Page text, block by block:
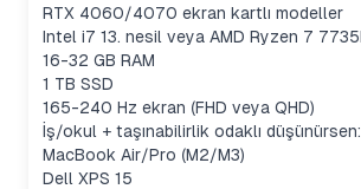
RTX 4060/4070 ekran kartlı modeller
Intel i7 13. nesil veya AMD Ryzen 7
16-32 GB RAM
1 TB SSD
165-240 Hz ekran (FHD veya QHD)
İş/okul + taşınabilirlik odaklı düşünürsen:
MacBook Air/Pro (M2/M3)
Dell XPS 15